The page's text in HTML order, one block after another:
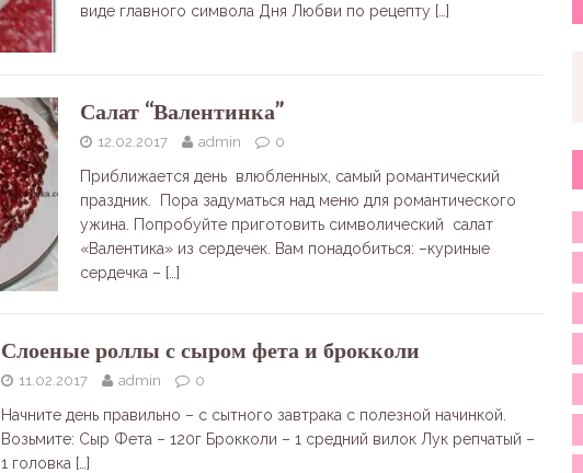
виде главного символа Дня Любви по рецепту […]
Салат “Валентинка”
12.02.2017 admin 0
Приближается день влюбленных, самый романтический
праздник. Пора задуматься над меню для романтического
ужина. Попробуйте приготовить символический салат
«Валентика» из сердечек. Вам понадобиться: –куриные
сердечка – […]
Слоеные роллы с сыром фета и брокколи
11.02.2017 admin 0
Начните день правильно – с сытного завтрака с полезной начинкой.
Возьмите: Сыр Фета – 120г Брокколи – 1 средний вилок Лук репчатый –
1 головка […]